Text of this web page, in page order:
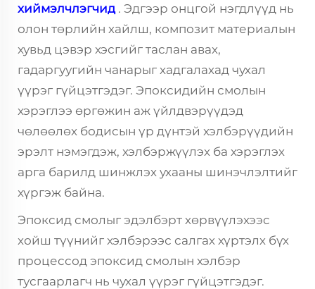
хиймэлчлэгчид . Эдгээр онцгой нэгдлүүд нь
олон төрлийн хайлш, композит материалын
хувьд цэвэр хэсгийг таслан авах,
гадаргуугийн чанарыг хадгалахад чухал
үүрэг гүйцэтгэдэг. Эпоксидийн смолын
хэрэглээ өргөжин аж үйлдвэрүүдэд
чөлөөлөх бодисын үр дүнтэй хэлбэрүүдийн
эрэлт нэмэгдэж, хэлбэржүүлэх ба хэрэглэх
арга барилд шинжлэх ухааны шинэчлэлтийг
хүргэж байна.
Эпоксид смолыг эдэлбэрт хөрвүүлэхээс
хойш түүнийг хэлбэрээс салгах хүртэлх бүх
процессод эпоксид смолын хэлбэр
тусгаарлагч нь чухал үүрэг гүйцэтгэдэг.